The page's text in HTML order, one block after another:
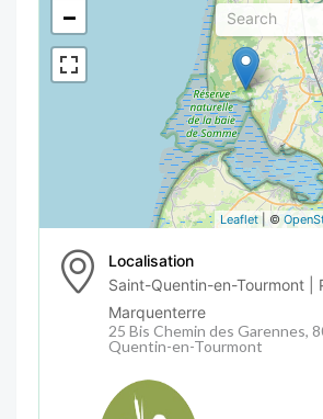
−
Leaflet | ©
Localisation
Saint-Quentin-en-Tourmont |
Marquenterre
25 Bis Chemin des Garennes,
Quentin-en-Tourmont